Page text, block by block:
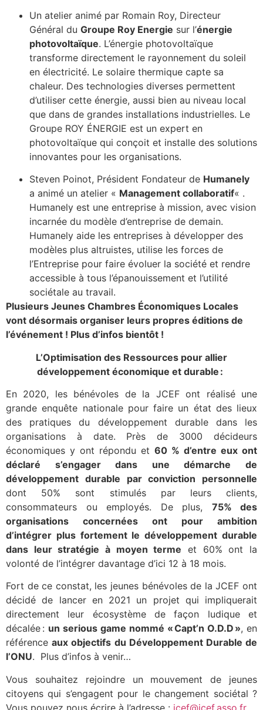
Un atelier animé par Romain Roy, Directeur
Général du Groupe Roy Energie sur l’énergie
photovoltaïque. L’énergie photovoltaïque
transforme directement le rayonnement du soleil
en électricité. Le solaire thermique capte sa
chaleur. Des technologies diverses permettent
d’utiliser cette énergie, aussi bien au niveau local
que dans de grandes installations industrielles. Le
Groupe ROY ÉNERGIE est un expert en
photovoltaïque qui conçoit et installe des solutions
innovantes pour les organisations.
Steven Poinot, Président Fondateur de Humanely
a animé un atelier « Management collaboratif« .
Humanely est une entreprise à mission, avec vision
incarnée du modèle d’entreprise de demain.
Humanely aide les entreprises à développer des
modèles plus altruistes, utilise les forces de
l’Entreprise pour faire évoluer la société et rendre
accessible à tous l’épanouissement et l’utilité
sociétale au travail.
Plusieurs Jeunes Chambres Économiques Locales
vont désormais organiser leurs propres éditions de
l’événement ! Plus d’infos bientôt !
L’Optimisation des Ressources pour allier
développement économique et durable :
En 2020, les bénévoles de la JCEF ont réalisé une
grande enquête nationale pour faire un état des lieux
des pratiques du développement durable dans les
organisations à date. Près de 3000 décideurs
économiques y ont répondu et 60 % d’entre eux ont
déclaré s’engager dans une démarche de
développement durable par conviction personnelle
dont 50% sont stimulés par leurs clients,
consommateurs ou employés. De plus, 75% des
organisations concernées ont pour ambition
d’intégrer plus fortement le développement durable
dans leur stratégie à moyen terme et 60% ont la
volonté de l’intégrer davantage d’ici 12 à 18 mois.
Fort de ce constat, les jeunes bénévoles de la JCEF ont
décidé de lancer en 2021 un projet qui impliquerait
directement leur écosystème de façon ludique et
décalée : un serious game nommé « Capt’n O.D.D », en
référenceaux objectifs du Développement Durable de
l’ONU. Plus d’infos à venir…
Vous souhaitez rejoindre un mouvement de jeunes
citoyens qui s’engagent pour le changement sociétal ?
Vous pouvez nous écrire à l’adresse : jcef@jcef.asso.fr